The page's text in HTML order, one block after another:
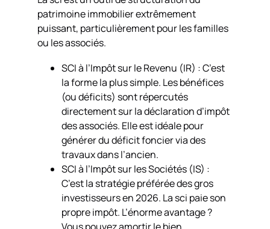
patrimoine immobilier extrêmement
puissant, particulièrement pour les familles
ou les associés.
SCI à l’Impôt sur le Revenu (IR) : C’est
la forme la plus simple. Les bénéfices
(ou déficits) sont répercutés
directement sur la déclaration d’impôt
des associés. Elle est idéale pour
générer du déficit foncier via des
travaux dans l’ancien.
SCI à l’Impôt sur les Sociétés (IS) :
C’est la stratégie préférée des gros
investisseurs en 2026. La sci paie son
propre impôt. L’énorme avantage ?